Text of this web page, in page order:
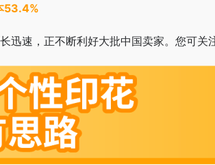
53.4%
迅速，正不断利好大批中国卖家。您可关